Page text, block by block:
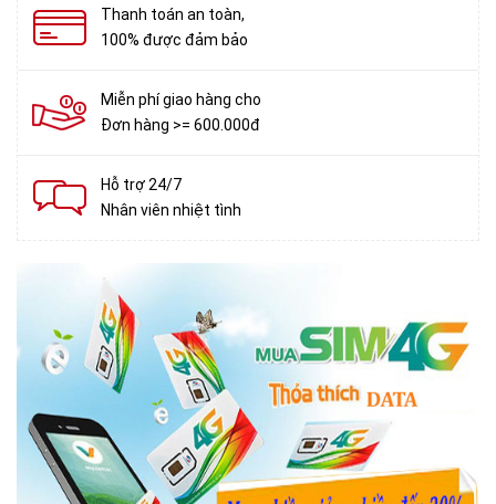
Thanh toán an toàn,
100% được đảm bảo
Miễn phí giao hàng cho
Đơn hàng >= 600.000đ
Hỗ trợ 24/7
Nhân viên nhiệt tình